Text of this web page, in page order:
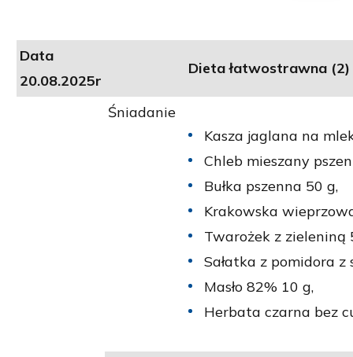
Data
20.08.2025r
Dieta łatwostrawna (2)
Śniadanie
Kasza jaglana na
Chleb mieszany
Bułka pszenna 50 g,
Krakowska
Twarożek z zieleniną
Sałatka z pomidora
Masło 82% 10 g,
Herbata czarna bez